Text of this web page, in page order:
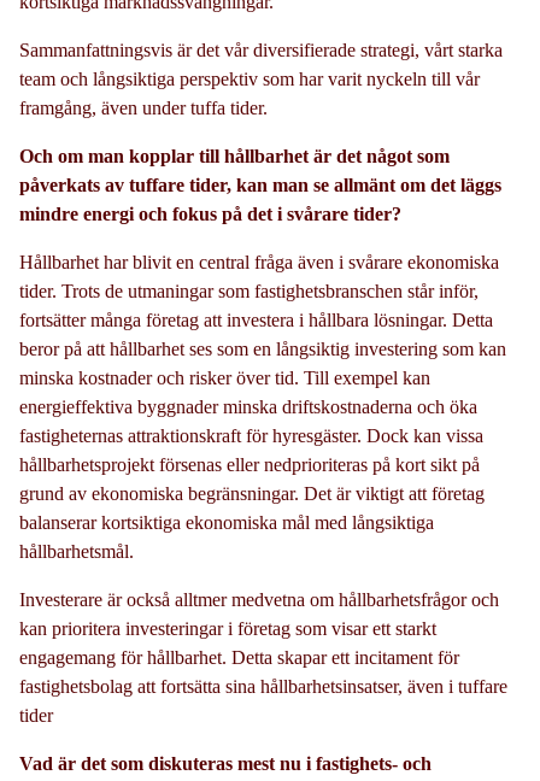
Sammanfattningsvis är det vår diversifierade strategi, vårt starka
team och långsiktiga perspektiv som har varit nyckeln till vår
framgång, även under tuffa tider.
Och om man kopplar till hållbarhet är det något som
påverkats av tuffare tider, kan man se allmänt om det läggs
mindre energi och fokus på det i svårare tider?
Hållbarhet har blivit en central fråga även i svårare ekonomiska
tider. Trots de utmaningar som fastighetsbranschen står inför,
fortsätter många företag att investera i hållbara lösningar. Detta
beror på att hållbarhet ses som en långsiktig investering som kan
minska kostnader och risker över tid. Till exempel kan
energieffektiva byggnader minska driftskostnaderna och öka
fastigheternas attraktionskraft för hyresgäster. Dock kan vissa
hållbarhetsprojekt försenas eller nedprioriteras på kort sikt på
grund av ekonomiska begränsningar. Det är viktigt att företag
balanserar kortsiktiga ekonomiska mål med långsiktiga
hållbarhetsmål.
Investerare är också alltmer medvetna om hållbarhetsfrågor och
kan prioritera investeringar i företag som visar ett starkt
engagemang för hållbarhet. Detta skapar ett incitament för
fastighetsbolag att fortsätta sina hållbarhetsinsatser, även i tuffare
tider
Vad är det som diskuteras mest nu i fastighets- och